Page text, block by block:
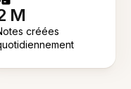
M
créées